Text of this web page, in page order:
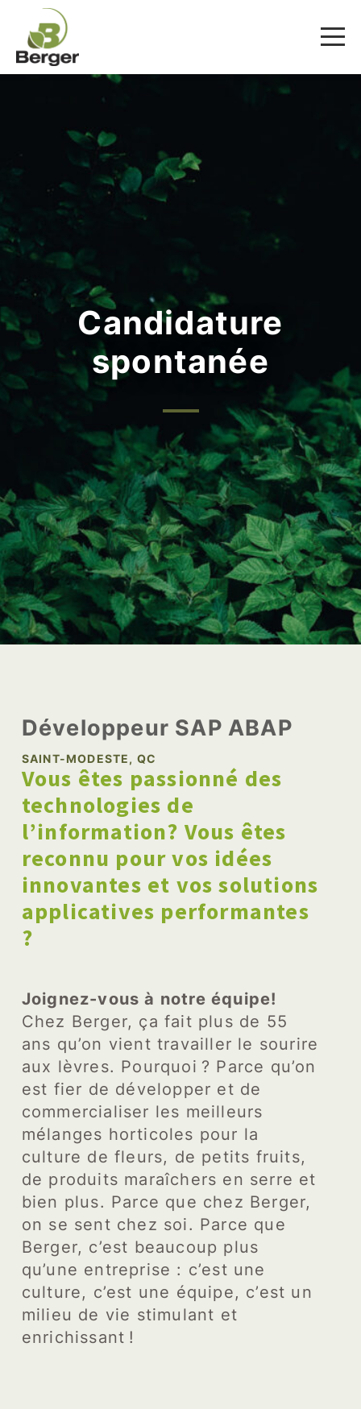
Candidature
spontanée
Développeur SAP ABAP
SAINT-MODESTE, QC
Vous êtes passionné des
technologies de
l’information? Vous êtes
reconnu pour vos idées
innovantes et vos solutions
applicatives performantes
?
Joignez-vous à notre équipe!
Chez Berger, ça fait plus de 55
ans qu’on vient travailler le sourire
aux lèvres. Pourquoi ? Parce qu’on
est fier de développer et de
commercialiser les meilleurs
mélanges horticoles pour la
culture de fleurs, de petits fruits,
de produits maraîchers en serre et
bien plus. Parce que chez Berger,
on se sent chez soi. Parce que
Berger, c’est beaucoup plus
qu’une entreprise : c’est une
culture, c’est une équipe, c’est un
milieu de vie stimulant et
enrichissant !